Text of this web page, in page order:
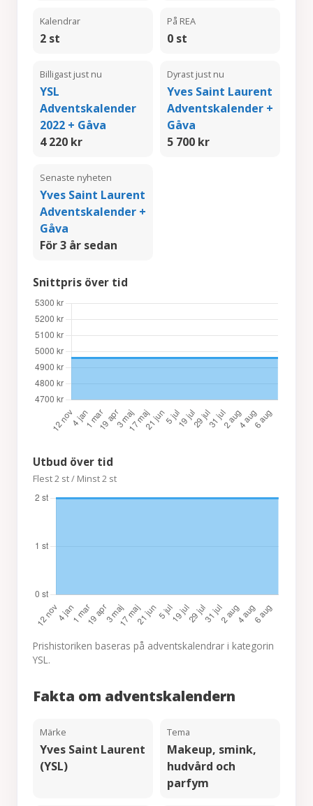
Kalendrar
2 st
På REA
0 st
Billigast just nu
YSL
Adventskalender
2022 + Gåva
4 220 kr
Dyrast just nu
Yves Saint Laurent
Adventskalender +
Gåva
5 700 kr
Senaste nyheten
Yves Saint Laurent
Adventskalender +
Gåva
För 3 år sedan
Snittpris över tid
Utbud över tid
Flest 2 st / Minst 2 st
Prishistoriken baseras på adventskalendrar i kategorin
YSL.
Fakta om adventskalendern
Märke
Yves Saint Laurent
(YSL)
Tema
Makeup, smink,
hudvård och
parfym